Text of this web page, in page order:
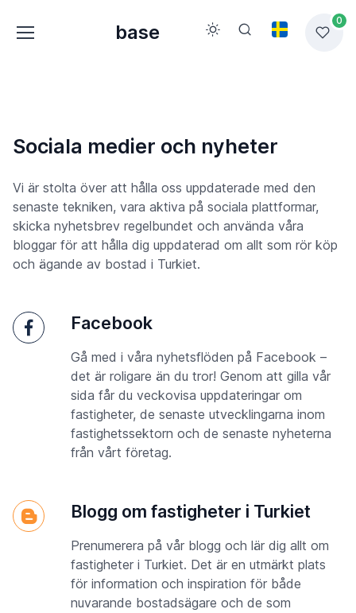
base
0
Sociala medier och nyheter
Vi är stolta över att hålla oss uppdaterade med den
senaste tekniken, vara aktiva på sociala plattformar,
skicka nyhetsbrev regelbundet och använda våra
bloggar för att hålla dig uppdaterad om allt som rör köp
och ägande av bostad i Turkiet.
Facebook
Gå med i våra nyhetsflöden på Facebook –
det är roligare än du tror! Genom att gilla vår
sida får du veckovisa uppdateringar om
fastigheter, de senaste utvecklingarna inom
fastighetssektorn och de senaste nyheterna
från vårt företag.
Blogg om fastigheter i Turkiet
Prenumerera på vår blogg och lär dig allt om
fastigheter i Turkiet. Det är en utmärkt plats
för information och inspiration för både
nuvarande bostadsägare och de som